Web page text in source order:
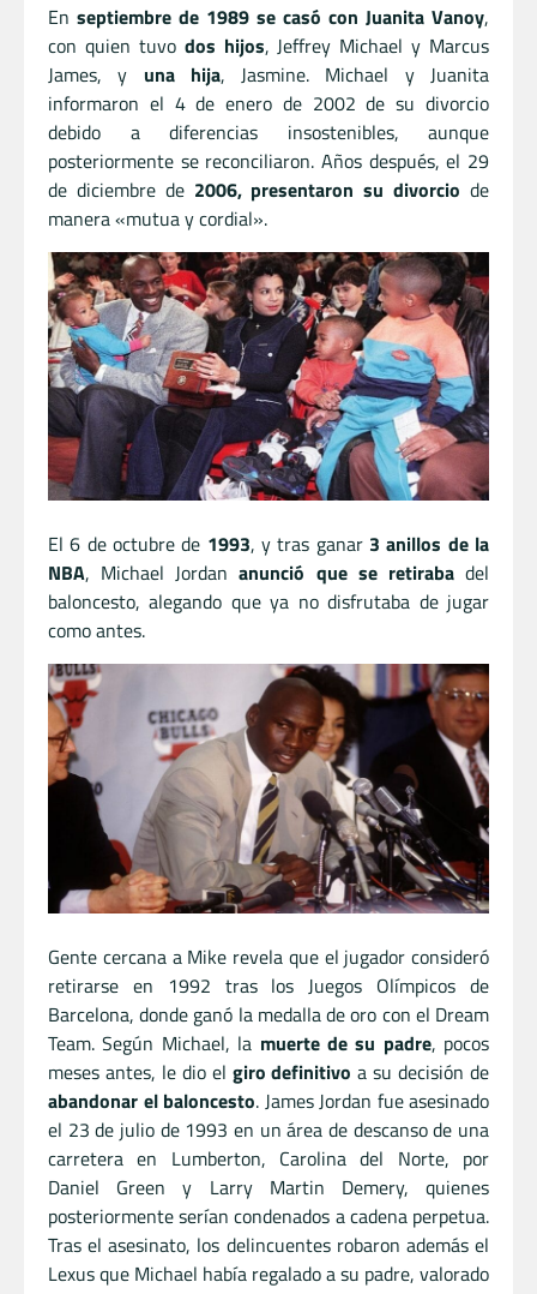
En septiembre de 1989 se casó con Juanita Vanoy,
con quien tuvo dos hijos, Jeffrey Michael y Marcus
James, y una hija, Jasmine. Michael y Juanita
informaron el 4 de enero de 2002 de su divorcio
debido a diferencias insostenibles, aunque
posteriormente se reconciliaron. Años después, el 29
de diciembre de 2006, presentaron su divorcio de
manera «mutua y cordial».
El 6 de octubre de 1993, y tras ganar 3 anillos de la
NBA, Michael Jordananunció que se retirabadel
baloncesto, alegando que ya no disfrutaba de jugar
como antes.
Gente cercana a Mike revela que el jugador consideró
retirarse en 1992 tras los Juegos Olímpicos de
Barcelona, donde ganó la medalla de oro con el Dream
Team. Según Michael, la muerte de su padre, pocos
meses antes, le dio el giro definitivo a su decisión de
abandonar el baloncesto. James Jordan fue asesinado
el 23 de julio de 1993 en un área de descanso de una
carretera en Lumberton, Carolina del Norte, por
Daniel Green y Larry Martin Demery, quienes
posteriormente serían condenados a cadena perpetua.
Tras el asesinato, los delincuentes robaron además el
Lexus que Michael había regalado a su padre, valorado